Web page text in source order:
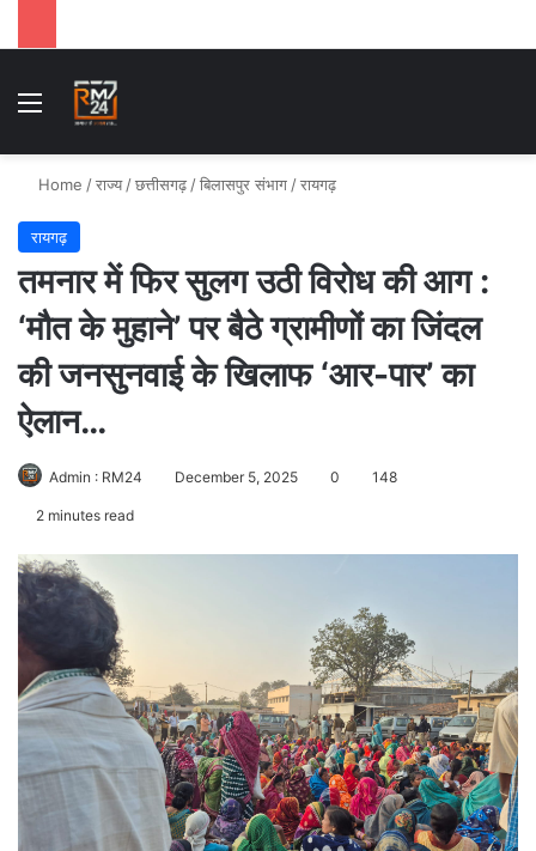
Menu
Home /राज्य /छत्तीसगढ़ /बिलासपुर संभाग /रायगढ़
रायगढ़
तमनार में फिर सुलग उठी विरोध की आग :
‘मौत के मुहाने’ पर बैठे ग्रामीणों का जिंदल
की जनसुनवाई के खिलाफ ‘आर-पार’ का
ऐलान…
Admin : RM24 December 5, 2025 0 148
2 minutes read